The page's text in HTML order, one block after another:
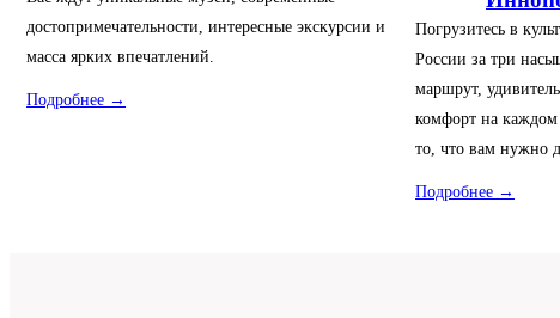
достопримечательности, интересные экскурсии и
масса ярких впечатлений.
Подробнее →
Погрузитесь в
России за три
маршрут,
комфорт на
то, что вам нужно
Подробнее →